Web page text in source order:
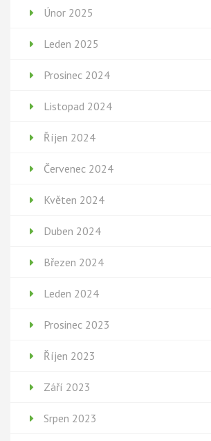
Únor 2025
Leden 2025
Prosinec 2024
Listopad 2024
Říjen 2024
Červenec 2024
Květen 2024
Duben 2024
Březen 2024
Leden 2024
Prosinec 2023
Říjen 2023
Září 2023
Srpen 2023